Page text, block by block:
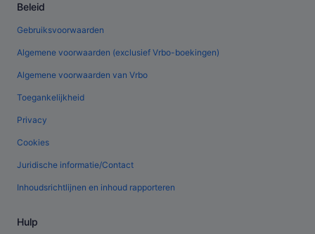
Beleid
Gebruiksvoorwaarden
Algemene voorwaarden (exclusief Vrbo-boekingen)
Algemene voorwaarden van Vrbo
Toegankelijkheid
Privacy
Cookies
Juridische informatie/Contact
Inhoudsrichtlijnen en inhoud rapporteren
Hulp